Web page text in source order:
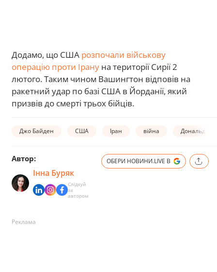
Додамо, що США розпочали військову
операцію проти Ірану на території Сирії 2
лютого. Таким чином Вашингтон відповів на
ракетний удар по базі США в Йорданії, який
призвів до смерті трьох бійців.
Джо Байден США Іран війна Дональд
Автор:
Інна Буряк
Слідкуй
за
автором
ОБЕРИ НОВИНИ.LIVE В
Реклама